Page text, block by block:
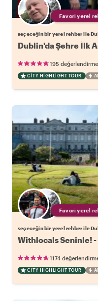
Favori yerel
seçeceğin bir yerel rehber ile
Dublin'da Şehre İlk
195 değerlendirme
CITY HIGHLIGHT TOUR
Favori yerel
seçeceğin bir yerel rehber ile
Withlocals Seninle!
1174
CITY HIGHLIGHT TOUR